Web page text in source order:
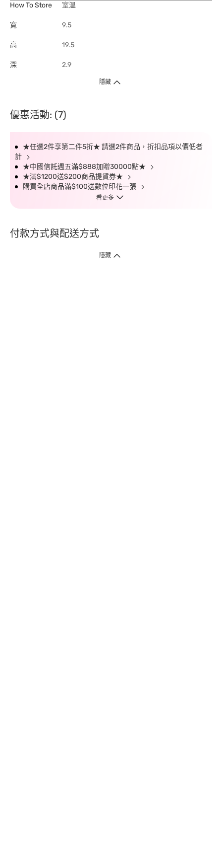
How To Store
室溫
寬 9.5
高 19.5
深 2.9
隱藏
優惠活動: (7)
★任選2件享第二件5折★ 請選2件商品，折扣品項以價低者
計
★中國信託週五滿$888加贈30000點★
★滿$1200送$200商品提貨券★
購買全店商品滿$100送數位印花一張
看更多
付款方式與配送方式
隱藏